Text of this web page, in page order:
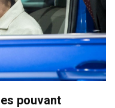
pouvant